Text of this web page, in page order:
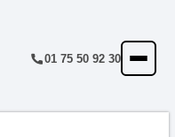
01 75 50 92 30
ACCUEIL